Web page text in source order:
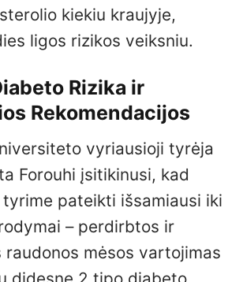
kiekiu kraujyje,
ligos rizikos veiksniu.
Rizika ir
Rekomendacijos
vyriausioji tyrėja
Forouhi įsitikinusi, kad
tyrime pateikti išsamiausi iki
– perdirbtos ir
mėsos vartojimas